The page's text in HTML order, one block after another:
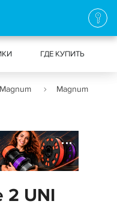
ГДЕ КУПИТЬ
Magnum
Magnum
2 UNI